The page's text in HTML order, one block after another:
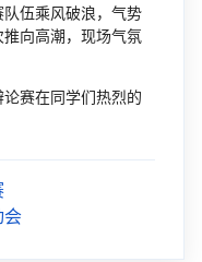
伍乘风破浪，气势
向高潮，现场气氛
赛在同学们热烈的
会